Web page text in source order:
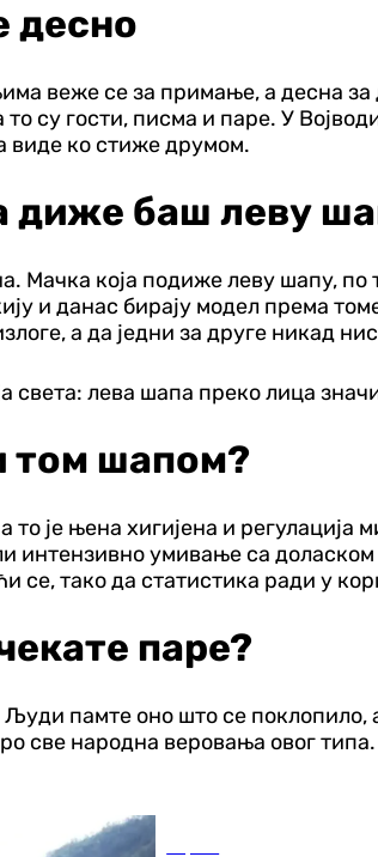
десно
веже се за примање, а десна
су гости, писма и паре. У
виде ко стиже друмом.
диже баш леву
Мачка која подиже леву шапу,
и данас бирају модел према
а да једни за друге никад
света: лева шапа преко лица
том шапом?
то је њена хигијена и
интензивно умивање са
се, тако да статистика ради у
паре?
памте оно што се поклопило,
све народна веровања овог